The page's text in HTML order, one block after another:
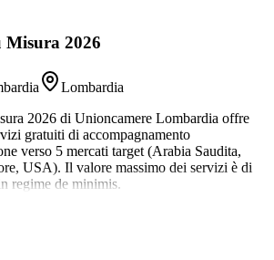
Misura 2026
Lombardia
2026 di Unioncamere Lombardia offre
gratuiti di accompagnamento
verso 5 mercati target (Arabia Saudita,
USA). Il valore massimo dei servizi è di
regime de minimis.